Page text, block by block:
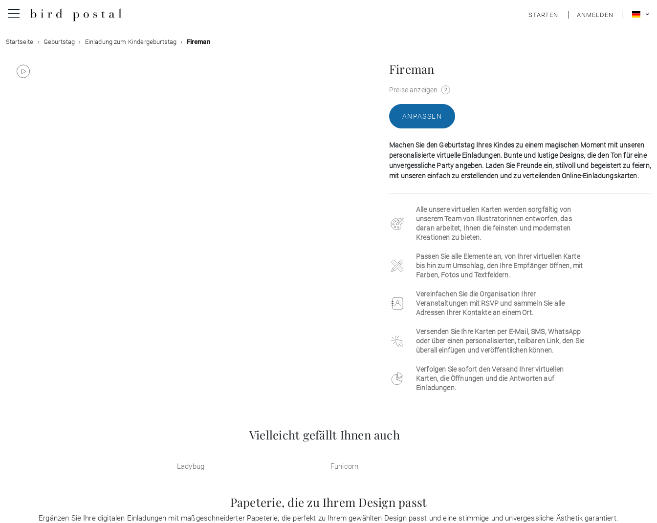
STARTEN ANMELDEN
Hochzeit
Geburt
Startseite Geburtstag Einladung zum Kindergeburtstag Fireman
Fireman
Preise anzeigen
ANPASSEN
Machen Sie den Geburtstag Ihres Kindes zu einem magischen Moment mit unseren
personalisierte virtuelle Einladungen. Bunte und lustige Designs, die den Ton für eine
unvergessliche Party angeben. Laden Sie Freunde ein, stilvoll und begeistert zu feiern,
mit unseren einfach zu erstellenden und zu verteilenden Online-Einladungskarten.
Alle unsere virtuellen Karten werden sorgfältig von
unserem Team von Illustratorinnen entworfen, das
daran arbeitet, Ihnen die feinsten und modernsten
Kreationen zu bieten.
Passen Sie alle Elemente an, von Ihrer virtuellen Karte
bis hin zum Umschlag, den Ihre Empfänger öffnen, mit
Farben, Fotos und Textfeldern.
Vereinfachen Sie die Organisation Ihrer
Veranstaltungen mit RSVP und sammeln Sie alle
Adressen Ihrer Kontakte an einem Ort.
Versenden Sie Ihre Karten per E-Mail, SMS, WhatsApp
oder über einen personalisierten, teilbaren Link, den Sie
überall einfügen und veröffentlichen können.
Verfolgen Sie sofort den Versand Ihrer virtuellen
Karten, die Öffnungen und die Antworten auf
Einladungen.
Vielleicht gefällt Ihnen auch
Ladybug Funicorn
Papeterie, die zu Ihrem Design passt
Ergänzen Sie Ihre digitalen Einladungen mit maßgeschneiderter Papeterie, die perfekt zu Ihrem gewählten Design passt und eine stimmige und unvergessliche Ästhetik garantiert.